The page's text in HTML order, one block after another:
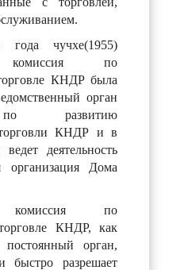
чучхе(1955)
комиссия по
КНДР была
орган
развитию
КНДР и в
деятельность
организация Дома
комиссия по
КНДР, как
постоянный орган,
быстро разрешает